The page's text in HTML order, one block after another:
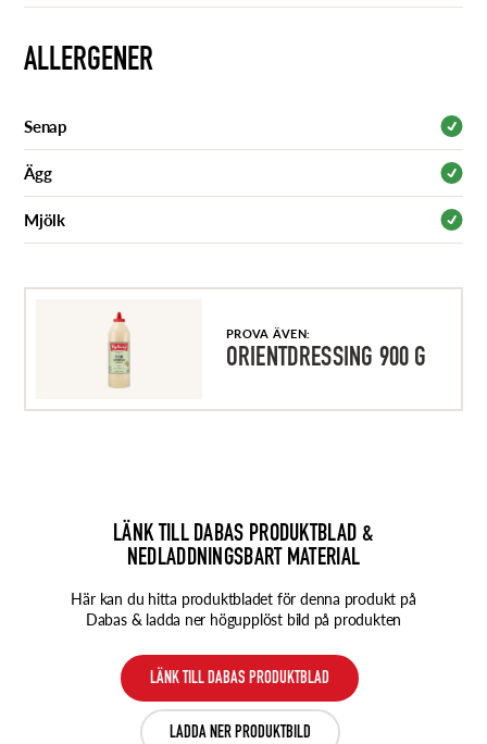
ALLERGENER
Senap
Ägg
Mjölk
PROVA ÄVEN:
ORIENTDRESSING 900 G
LÄNK TILL DABAS PRODUKTBLAD &
NEDLADDNINGSBART MATERIAL
Här kan du hitta produktbladet för denna produkt på
Dabas & ladda ner högupplöst bild på produkten
LÄNK TILL DABAS PRODUKTBLAD
LADDA NER PRODUKTBILD